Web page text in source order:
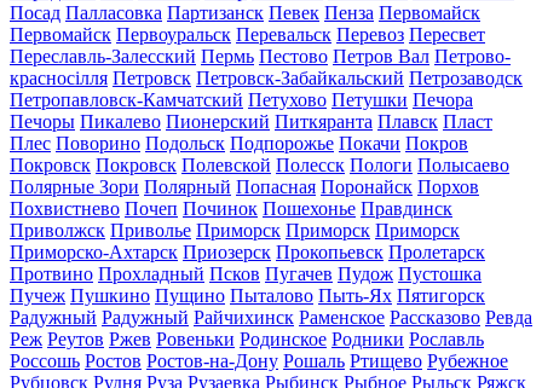
Посад Палласовка Партизанск Певек Пенза Первомайск
Первомайск Первоуральск Перевальск Перевоз Пересвет
Переславль-Залесский Пермь Пестово Петров Вал Петрово-
красносілля Петровск Петровск-Забайкальский Петрозаводск
Петропавловск-Камчатский Петухово Петушки Печора
Печоры Пикалево Пионерский Питкяранта Плавск Пласт
Плес Поворино Подольск Подпорожье Покачи Покров
Покровск Покровск Полевской Полесск Пологи Полысаево
Полярные Зори Полярный Попасная Поронайск Порхов
Похвистнево Почеп Починок Пошехонье Правдинск
Приволжск Приволье Приморск Приморск Приморск
Приморско-Ахтарск Приозерск Прокопьевск Пролетарск
Протвино Прохладный Псков Пугачев Пудож Пустошка
Пучеж Пушкино Пущино Пыталово Пыть-Ях Пятигорск
Радужный Радужный Райчихинск Раменское Рассказово Ревда
Реж Реутов Ржев Ровеньки Родинское Родники Рославль
Россошь Ростов Ростов-на-Дону Рошаль Ртищево Рубежное
Рубцовск Рудня Руза Рузаевка Рыбинск Рыбное Рыльск Ряжск